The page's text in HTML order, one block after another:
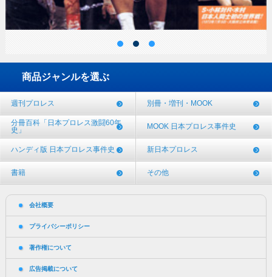
商品ジャンルを選ぶ
週刊プロレス 別冊・増刊・MOOK
分冊百科「日本プロレス激闘60年
史」
MOOK 日本プロレス事件史
ハンディ版 日本プロレス事件史 新日本プロレス
書籍 その他
会社概要
プライバシーポリシー
著作権について
広告掲載について